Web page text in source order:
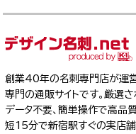
創業40年の名刺専門店が運
専門の通販サイトです。厳選
データ不要、簡単操作で高
短15分で新宿駅すぐの実店舗